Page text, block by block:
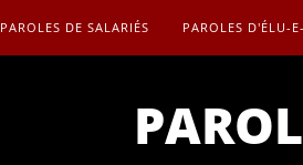
PAROLES DE SALARIÉS PAROLES D'ÉLU-